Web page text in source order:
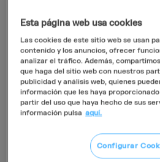
en un congreso
respaldado por
Luckia
internacional en el ámbito del
tecnología que va mucho más
Esta página web usa cookies
Las cookies de este sitio web se usan
contenido y los anuncios, ofrecer
analizar el tráfico. Además,
que haga del sitio web con nuestros
publicidad y análisis web, quienes
información que les haya
partir del uso que haya hecho de sus
información pulsa aquí.
Configurar